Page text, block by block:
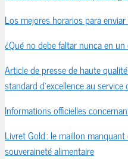
Los mejores horarios para
¿Qué no debe faltar nunca en
Article de presse de haute
standard d’excellence au
Informations officielles
Livret Gold : le maillon
souveraineté alimentaire